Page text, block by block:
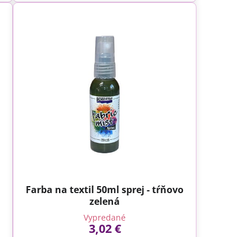
Farba na textil 50ml sprej - tŕňovo
zelená
Vypredané
3,02 €